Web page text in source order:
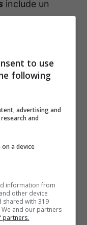
include un
del Knight
giocabile: il
ma
a
di trasformarsi
Sarkoris
aprisse la
gruppo e
dell’ultimo
to use
following
advertising and
and
a device
information from
other device
shared with 319
and our partners
partners.